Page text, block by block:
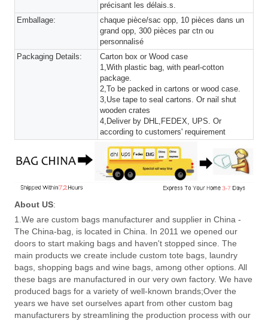
précisant les délais.s.
Emballage:
chaque pièce/sac opp, 10 pièces dans un
grand opp, 300 pièces par ctn ou
personnalisé
Packaging Details:
Carton box or Wood case
1,With plastic bag, with pearl-cotton
package.
2,To be packed in cartons or wood case.
3,Use tape to seal cartons. Or nail shut
wooden crates
4,Deliver by DHL,FEDEX, UPS. Or
according to customers' requirement
About US:
1.We are custom bags manufacturer and supplier in China -
The China-bag, is located in China. In 2011 we opened our
doors to start making bags and haven't stopped since. The
main products we create include custom tote bags, laundry
bags, shopping bags and wine bags, among other options. All
these bags are manufactured in our very own factory. We have
produced bags for a variety of well-known brands;Over the
years we have set ourselves apart from other custom bag
manufacturers by streamlining the production process with our